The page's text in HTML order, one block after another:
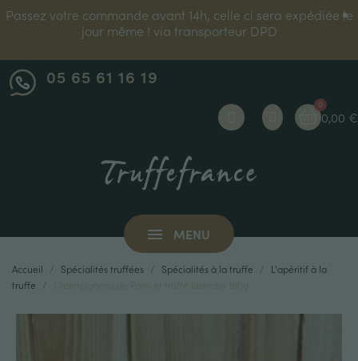
Passez votre commande avant 14h, celle ci sera expédiée le
jour même ! via transporteur DPD
05 65 61 16 19
0,00 €
MENU
Accueil Spécialités truffées Spécialités à la truffe
L'apéritif à la
truffe